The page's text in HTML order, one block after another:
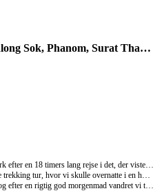
Khao Sok National Park, Khlong Sok, Phanom, Surat Thani, Thailand
D.6/3 ankom vi til Khao Sok National park efter en 18 timers lang rejse i det, der viste sig ikke at være den slags sovebus, som vi kender fra Vietnam. Dette betød at vi derfor ikke fik sovet særlig meget!
(ligeså store som en hånd) og en masse fugle. Vores guide lavede mad til os bare ved hjælp af naturen, og spiseredskaberne lavede han ud af bambus fra junglen. Dette viste sig at være noget af det bedste mad, vi har fået i løbet af vores tur.
nat i Khao Sok. Lige nu er vi ude og få noget aftensmad, og imorgen går turen videre til Phi Phi, som er en af Thailands mange paradisøer